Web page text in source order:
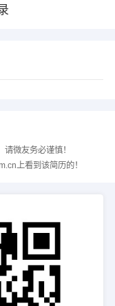
微友务必谨慎！
上看到该简历的！